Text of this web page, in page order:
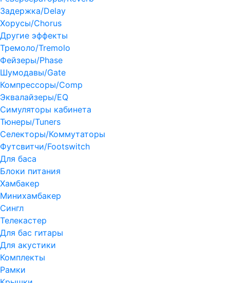
Задержка/Delay
Хорусы/Chorus
Другие эффекты
Тремоло/Tremolo
Фейзеры/Phase
Шумодавы/Gate
Компрессоры/Comp
Эквалайзеры/EQ
Симуляторы кабинета
Тюнеры/Tuners
Селекторы/Коммутаторы
Футсвитчи/Footswitch
Для баса
Блоки питания
Хамбакер
Минихамбакер
Сингл
Телекастер
Для бас гитары
Для акустики
Комплекты
Рамки